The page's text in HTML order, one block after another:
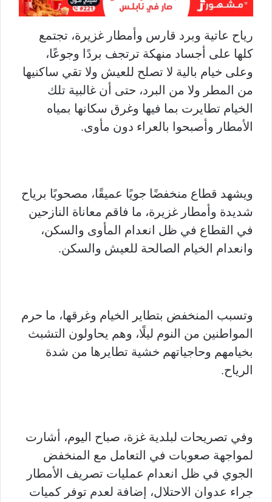
رياح عاتية وبرد قارس وأمطار غزيرة، تجتمع
كلها على أجساد منهكة ترتجف بردًا وجوعًا،
وعلى خيام بالية لا تصلح للعيش ولا تقي ساكنيها
من المطر ولا من البرد، حتى أن غالبية تلك
الخيام تطايرت بما فيها وغرق سكانها بمياه
الأمطار وأصبحوا بالعراء دون مأوى.
ويشهد قطاع منخفضًا جويًا عميقًا، مصحوبًا برياح
شديدة وأمطار غزيرة، ما فاقم معاناة النازحين
في القطاع في ظل انعدام المأوى والسكن،
وانعدام الخيام الصالحة للعيش والسكن.
وتسبب المنخفض بتطاير الخيام وغرقها، ما حرم
المواطنين من النوم ليلًا، وهم يحاولون التشبث
بخيامهم وحاجياتهم خشية تطايرها من شدة
الرياح.
وفي تصريحات لبلدية غزة، صباح اليوم، أشارت
لمواجهة صعوبات في التعامل مع المنخفض
الجوي في ظل انعدام عمليات تصريف الأمطار
جراء عدوان الاحتلال، إضافة لعدم توفر كميات